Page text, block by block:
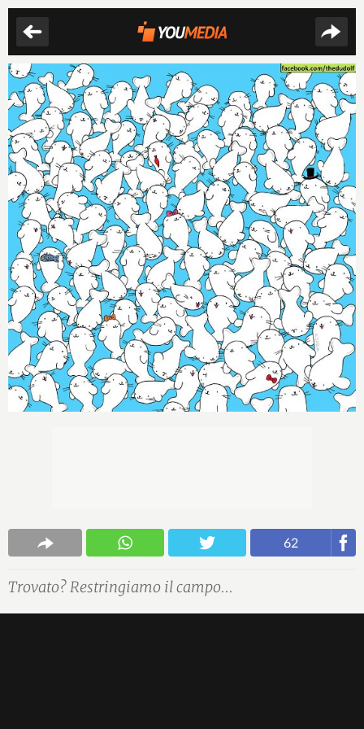
62
Trovato? Restringiamo il campo...